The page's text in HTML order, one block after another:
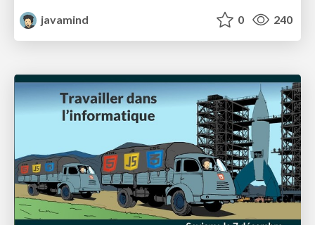
javamind
0 240